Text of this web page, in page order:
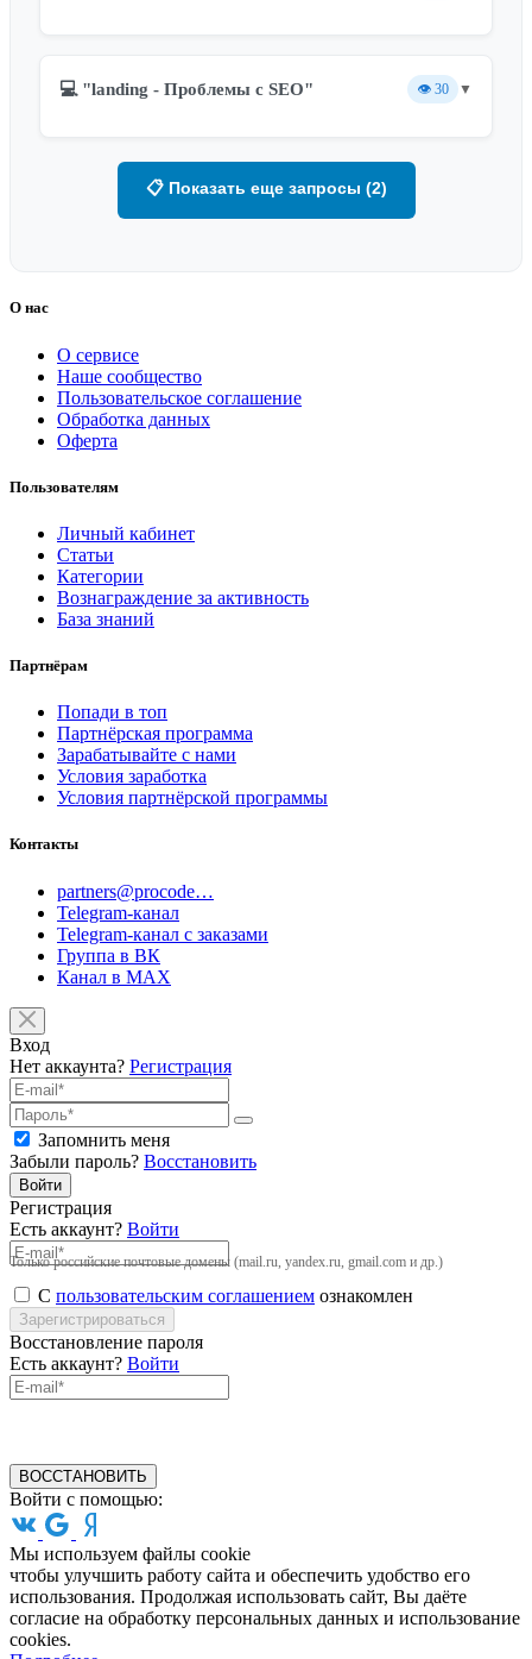
💻 "landing - Проблемы с SEO" 👁️ 30 ▼
📋 Показать еще запросы (2)
О нас
О сервисе
Наше сообщество
Пользовательское соглашение
Обработка данных
Оферта
Пользователям
Личный кабинет
Статьи
Категории
Вознаграждение за активность
База знаний
Партнёрам
Попади в топ
Партнёрская программа
Зарабатывайте с нами
Условия заработка
Условия партнёрской программы
Контакты
partners@procode…
Telegram-канал
Telegram-канал с заказами
Группа в ВК
Канал в MAX
Вход
Нет аккаунта? Регистрация
Запомнить меня
Забыли пароль? Восстановить
Войти
Регистрация
Есть аккаунт? Войти
Только российские почтовые домены (mail.ru, yandex.ru, gmail.com и др.)
С пользовательским соглашением ознакомлен
Зарегистрироваться
Восстановление пароля
Есть аккаунт? Войти
ВОССТАНОВИТЬ
Войти с помощью:
Мы используем файлы cookie
чтобы улучшить работу сайта и обеспечить удобство его
использования. Продолжая использовать сайт, Вы даёте
согласие на обработку персональных данных и использование
cookies.